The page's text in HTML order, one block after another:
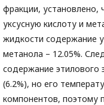
фракции, установлено,
уксусную кислоту и
жидкости содержание
метанола – 12.05%.
содержание этилового
(6.2%), но его
компонентов, поэтому